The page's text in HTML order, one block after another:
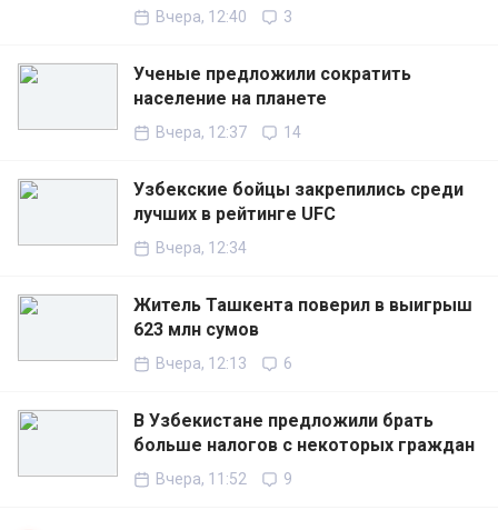
Вчера, 12:40 3
Ученые предложили сократить
население на планете
Вчера, 12:37 14
Узбекские бойцы закрепились среди
лучших в рейтинге UFC
Вчера, 12:34
Житель Ташкента поверил в выигрыш
623 млн сумов
Вчера, 12:13 6
В Узбекистане предложили брать
больше налогов с некоторых граждан
Вчера, 11:52 9